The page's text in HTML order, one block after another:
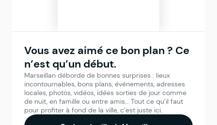
Vous avez aimé ce bon plan ? Ce
n’est qu’un début.
Marseillan déborde de bonnes surprises : lieux
incontournables, bons plans, événements, adresses
locales, photos, vidéos, idées sorties de jour comme
de nuit, en famille ou entre amis… Tout ce qu’il faut
pour profiter à fond de la ville, c’est juste ici.